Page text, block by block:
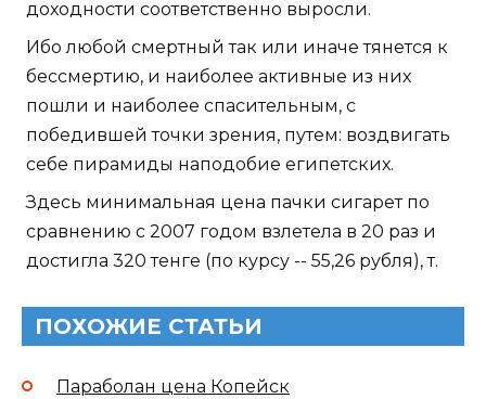
доходности соответственно выросли.
Ибо любой смертный так или иначе тянется к
бессмертию, и наиболее активные из них
пошли и наиболее спасительным, с
победившей точки зрения, путем: воздвигать
себе пирамиды наподобие египетских.
Здесь минимальная цена пачки сигарет по
сравнению с 2007 годом взлетела в 20 раз и
достигла 320 тенге (по курсу -- 55,26 рубля), т.
ПОХОЖИЕ СТАТЬИ
Параболан цена Копейск